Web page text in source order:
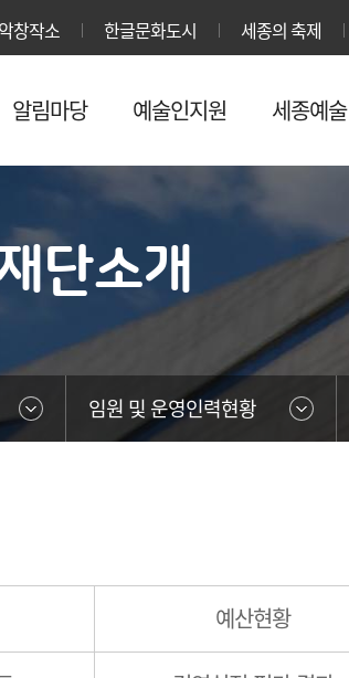
본문영역 바로가기
메인메뉴 바로가기
하단링크 바로가기
창작소 한글문화도시 세종의 축제
알림마당 예술인지원 세종예술
단소개
임원 및 운영인력현황
예산현황